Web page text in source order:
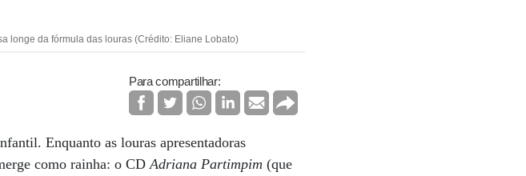
longe da fórmula das louras (Crédito: Eliane Lobato)
Para compartilhar:
Enquanto as louras apresentadoras
como rainha: o CDAdriana Partimpim (que